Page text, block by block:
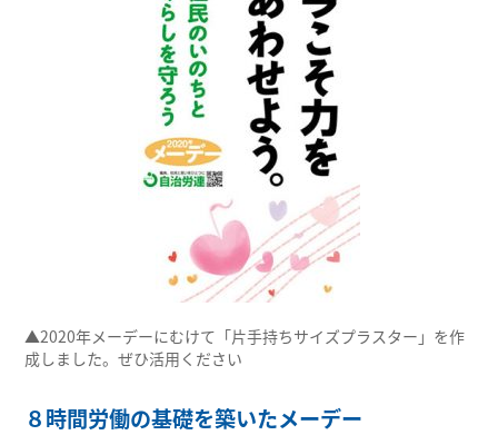
▲2020年メーデーにむけて「片手持ちサイズプラスター」を作
成しました。ぜひ活用ください
８時間労働の基礎を築いたメーデー